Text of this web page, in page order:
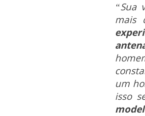
“Sua
mais
um
isso